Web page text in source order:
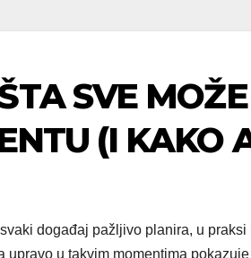
SVE
(I KAKO
svaki događaj pažljivo planira, u
upravo u takvim momentima